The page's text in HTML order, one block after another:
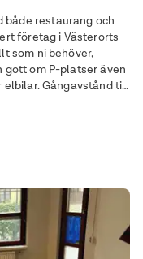
restaurang och
som ni behöver,
gott om P-platser även
Gångavstånd till
från fastigheten.